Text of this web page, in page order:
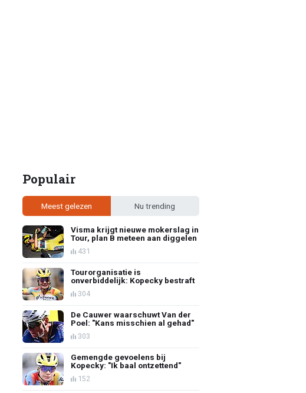
Populair
Meest gelezen Nu trending
Visma krijgt nieuwe mokerslag in
Tour, plan B meteen aan diggelen
431
Tourorganisatie is
onverbiddelijk: Kopecky bestraft
304
De Cauwer waarschuwt Van der
Poel: "Kans misschien al gehad"
303
Gemengde gevoelens bij
Kopecky: "Ik baal ontzettend"
152